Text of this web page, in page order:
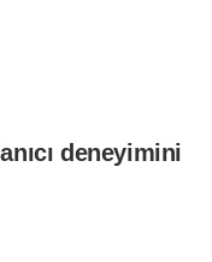
deneyimini